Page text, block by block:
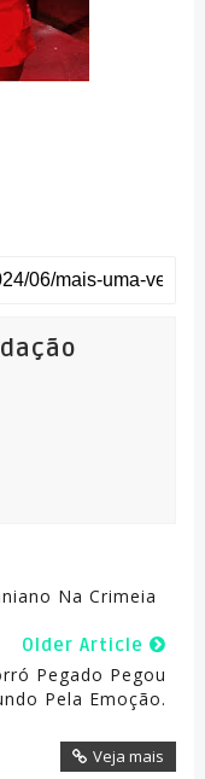
Na Crimeia
Older Article
Pegado Pegou
Pela Emoção.
Veja mais